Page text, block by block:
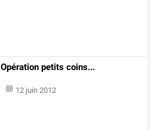
Opération petits coins...
12 juin 2012